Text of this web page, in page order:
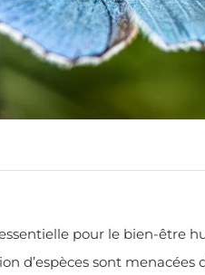
pour le bien-être
d’espèces sont menacées